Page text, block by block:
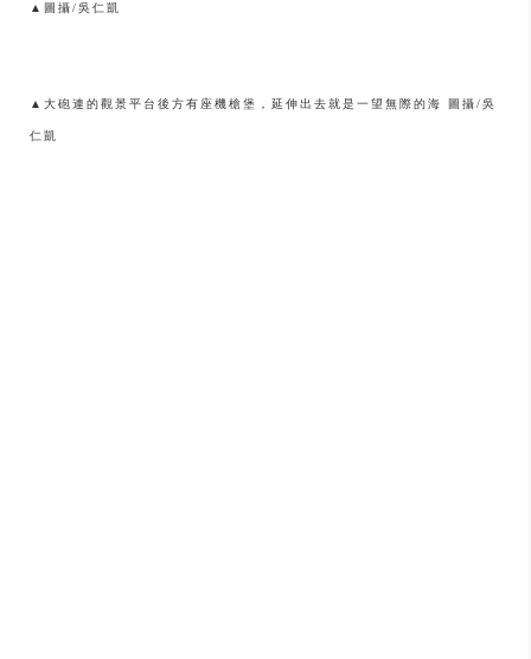
▲圖攝/吳仁凱
▲大砲連的觀景平台後方有座機槍堡，延伸出去就是一望無際的海 圖攝/吳
仁凱